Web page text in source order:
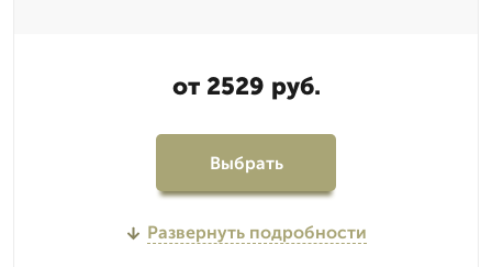
от 2529 руб.
Выбрать
Развернуть подробности